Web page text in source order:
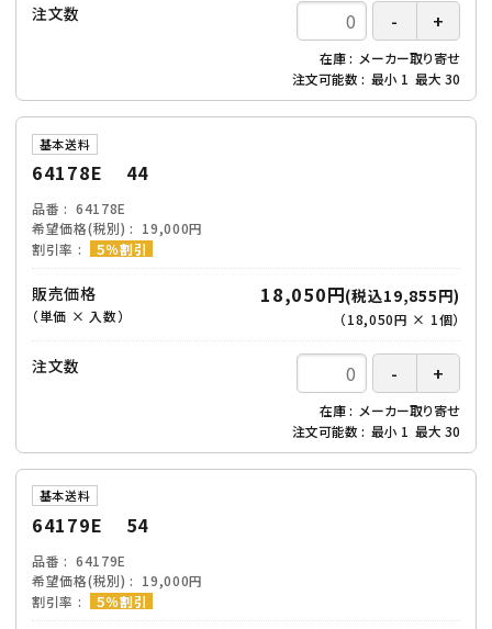
注文数
在庫
メーカー取り寄せ
注文可能数
最小 1 最大 30
基本送料
64178E 44
品番
64178E
希望価格(税別)
19,000円
割引率
５％割引
販売価格
（単価 × 入数）
18,050円(税込19,855円)
（18,050円 × 1個）
注文数
在庫
メーカー取り寄せ
注文可能数
最小 1 最大 30
基本送料
64179E 54
品番
64179E
希望価格(税別)
19,000円
割引率
５％割引